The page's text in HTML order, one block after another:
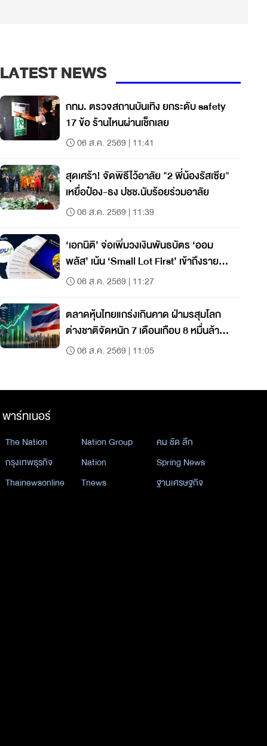
LATEST NEWS
กทม. ตรวจสถานบันเทิง ยกระดับ safety
17 ข้อ ร้านไหนผ่านเช็กเลย
06 ส.ค. 2569 | 11:41
สุดเศร้า! จัดพิธีไว้อาลัย "2 พี่น้องรัสเซีย"
เหยื่อป๋อง-ธง ปชช.นับร้อยร่วมอาลัย
06 ส.ค. 2569 | 11:39
‘เอกนิติ’ จ่อเพิ่มวงเงินพันธบัตร ‘ออม
พลัส’ เน้น ‘Small Lot First’ เข้าถึงราย
ย่อย06 ส.ค. 2569 | 11:27
ตลาดหุ้นไทยแกร่งเกินคาด ฝ่ามรสุมโลก
ต่างชาติจัดหนัก 7 เดือนเกือบ 8 หมื่นล้าน
สูงสุดในภูมิภาค
06 ส.ค. 2569 | 11:05
พาร์ทเนอร์
The Nation Nation Group
คม ชัด ลึก
กรุงเทพธุรกิจ
Nation
Spring News
Thainewsonline
Tnews ฐานเศรษฐกิจ